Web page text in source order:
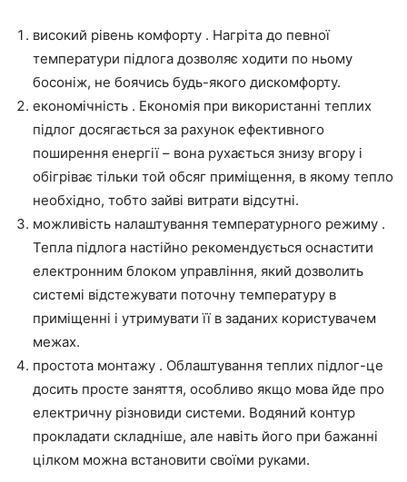
високий рівень комфорту . Нагріта до певної
температури підлога дозволяє ходити по ньому
босоніж, не боячись будь-якого дискомфорту.
економічність . Економія при використанні теплих
підлог досягається за рахунок ефективного
поширення енергії – вона рухається знизу вгору і
обігріває тільки той обсяг приміщення, в якому тепло
необхідно, тобто зайві витрати відсутні.
можливість налаштування температурного режиму .
Тепла підлога настійно рекомендується оснастити
електронним блоком управління, який дозволить
системі відстежувати поточну температуру в
приміщенні і утримувати її в заданих користувачем
межах.
простота монтажу . Облаштування теплих підлог-це
досить просте заняття, особливо якщо мова йде про
електричну різновиди системи. Водяний контур
прокладати складніше, але навіть його при бажанні
цілком можна встановити своїми руками.